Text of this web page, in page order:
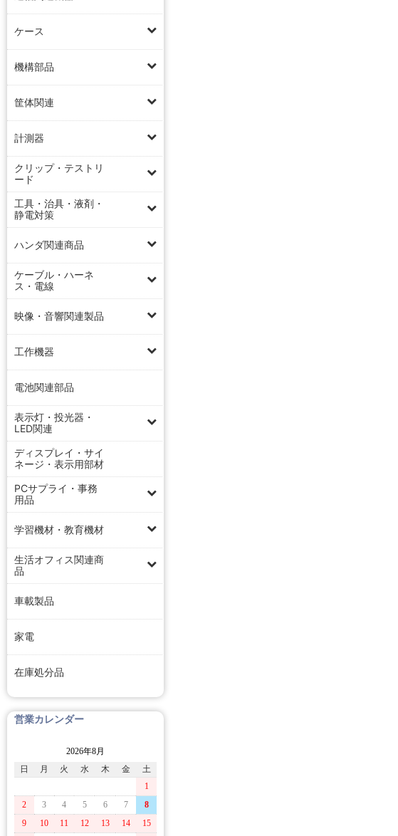
ケース
機構部品
筐体関連
計測器
クリップ・テストリ
ード
工具・治具・液剤・
静電対策
ハンダ関連商品
ケーブル・ハーネ
ス・電線
映像・音響関連製品
工作機器
電池関連部品
表示灯・投光器・
LED関連
ディスプレイ・サイ
ネージ・表示用部材
PCサプライ・事務
用品
学習機材・教育機材
生活オフィス関連商
品
車載製品
家電
在庫処分品
営業カレンダー
2026年8月
日
月 火 水 木 金
土
1
2
3 4 5 6 7
8
9
10 11 12 13 14
15